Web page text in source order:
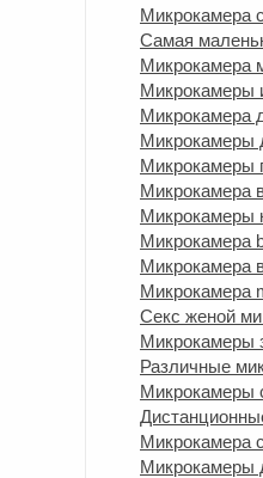
Микрокамера
Самая
Микрокамера
Микрокамеры
Микрокамера
Микрокамеры
Микрокамеры
Микрокамера
Микрокамеры
Микрокамера
Микрокамера
Микрокамера
Секс женой
Микрокамеры
Различные
Микрокамеры
Микрокамера
Микрокамеры